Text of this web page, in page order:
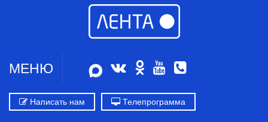
МЕНЮ
Написать нам Телепрограмма